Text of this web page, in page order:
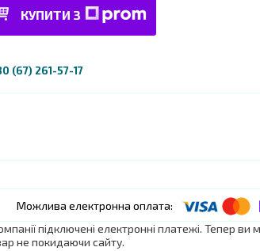
КУПИТИ З
(67) 261-57-17
підключені електронні платежі. Тепер
не покидаючи сайту.